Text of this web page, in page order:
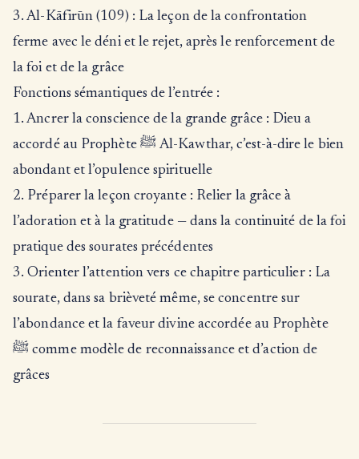
3. Al-Kāfirūn (109) : La leçon de la confrontation
ferme avec le déni et le rejet, après le renforcement de
la foi et de la grâce
Fonctions sémantiques de l’entrée :
1. Ancrer la conscience de la grande grâce : Dieu a
accordé au Prophète ﷺ Al-Kawthar, c’est-à-dire le bien
abondant et l’opulence spirituelle
2. Préparer la leçon croyante : Relier la grâce à
l’adoration et à la gratitude — dans la continuité de la foi
pratique des sourates précédentes
3. Orienter l’attention vers ce chapitre particulier : La
sourate, dans sa brièveté même, se concentre sur
l’abondance et la faveur divine accordée au Prophète
ﷺ comme modèle de reconnaissance et d’action de
grâces